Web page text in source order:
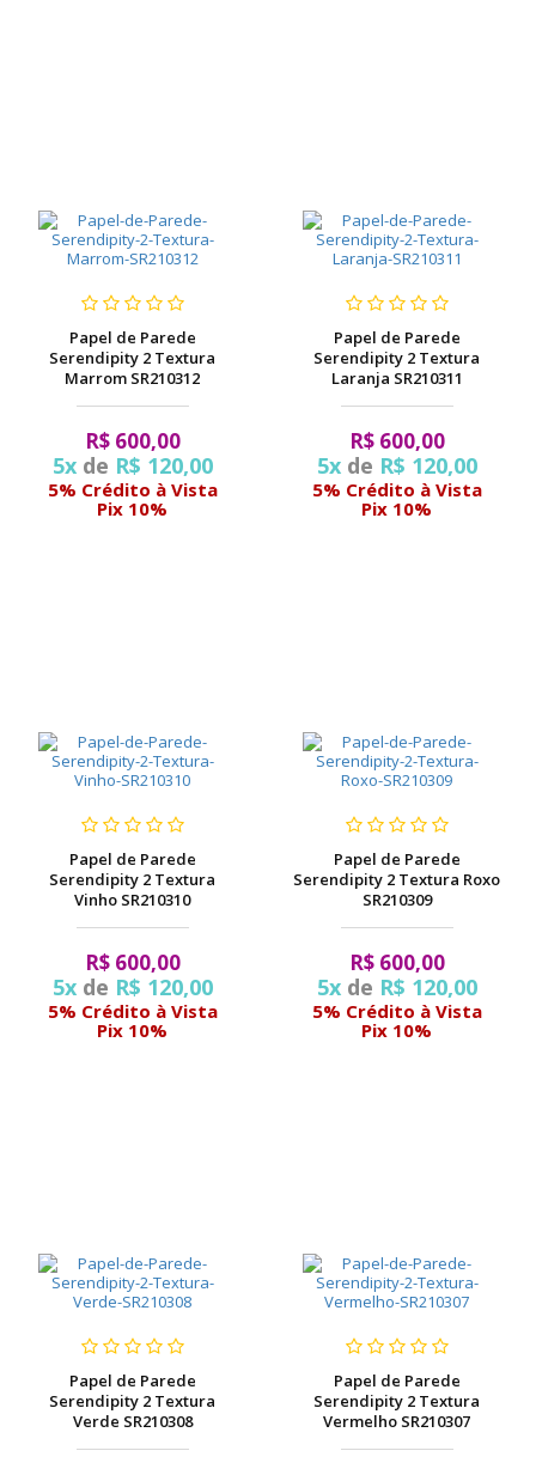
Papel de Parede
Serendipity 2 Textura
Marrom SR210312
R$ 600,00
5xde R$ 120,00
5% Crédito à Vista
Pix 10%
Papel de Parede
Serendipity 2 Textura
Laranja SR210311
R$ 600,00
5xde R$ 120,00
5% Crédito à Vista
Pix 10%
Papel de Parede
Serendipity 2 Textura
Vinho SR210310
R$ 600,00
5xde R$ 120,00
5% Crédito à Vista
Pix 10%
Papel de Parede
Serendipity 2 Textura Roxo
SR210309
R$ 600,00
5xde R$ 120,00
5% Crédito à Vista
Pix 10%
Papel de Parede
Serendipity 2 Textura
Verde SR210308
Papel de Parede
Serendipity 2 Textura
Vermelho SR210307